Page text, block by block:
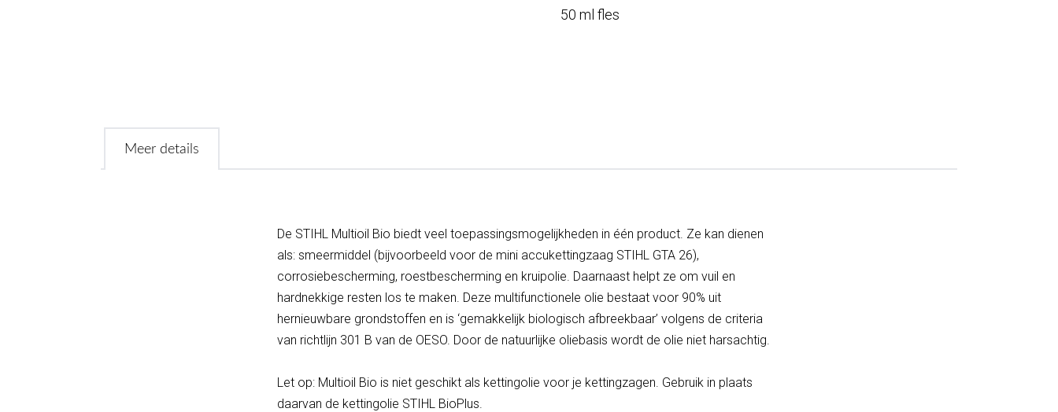
50 ml fles
Meer details
De STIHL Multioil Bio biedt veel toepassingsmogelijkheden in één product. Ze kan dienen
als: smeermiddel (bijvoorbeeld voor de mini accukettingzaag STIHL GTA 26),
corrosiebescherming, roestbescherming en kruipolie. Daarnaast helpt ze om vuil en
hardnekkige resten los te maken. Deze multifunctionele olie bestaat voor 90% uit
hernieuwbare grondstoffen en is ‘gemakkelijk biologisch afbreekbaar’ volgens de criteria
van richtlijn 301 B van de OESO. Door de natuurlijke oliebasis wordt de olie niet harsachtig.
Let op: Multioil Bio is niet geschikt als kettingolie voor je kettingzagen. Gebruik in plaats
daarvan de kettingolie STIHL BioPlus.